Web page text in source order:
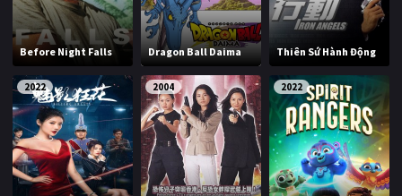
Before Night Falls Dragon Ball Daima Thiên Sứ Hành Động
2022 2004 2022